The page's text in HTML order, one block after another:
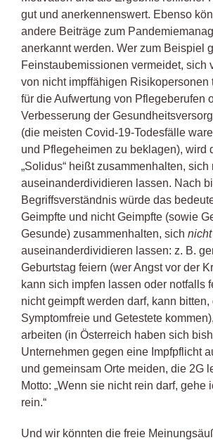
gut und anerkennenswert. Ebenso
andere Beiträge zum
anerkannt werden. Wer zum Beispiel
Feinstaubemissionen vermeidet, sich
von nicht impffähigen Risikopersonen
für die Aufwertung von Pflegeberufen
Verbesserung der
(die meisten Covid-19-Todesfälle
und Pflegeheimen zu beklagen), wird
„Solidus“ heißt zusammenhalten, sich
auseinanderdividieren lassen. Nach
Begriffsverständnis würde das
Geimpfte und nicht Geimpfte (sowie
Gesunde) zusammenhalten, sich nicht
auseinanderdividieren lassen: z. B.
Geburtstag feiern (wer Angst vor der
kann sich impfen lassen oder notfalls
nicht geimpft werden darf, kann bitten,
Symptomfreie und Getestete
arbeiten (in Österreich haben sich
Unternehmen gegen eine Impfpflicht
und gemeinsam Orte meiden, die 2G
Motto: „Wenn sie nicht rein darf, gehe
rein.“
Und wir könnten die freie